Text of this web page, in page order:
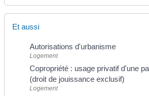
Et aussi
Autorisations d'urbanisme
Logement
Copropriété : usage privatif d'une
(droit de jouissance exclusif)
Logement